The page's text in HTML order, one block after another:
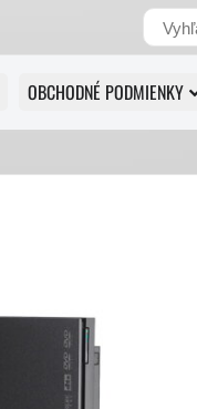
OBCHODNÉ PODMIENKY